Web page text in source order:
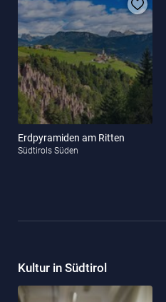
Erdpyramiden am Ritten
Südtirols Süden
Kultur in Südtirol